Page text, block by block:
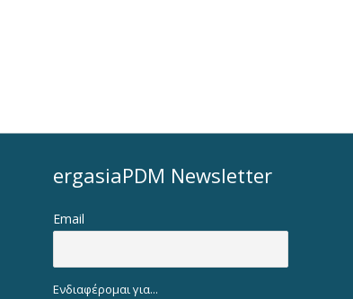
ergasiaPDM Newsletter
Email
Ενδιαφέρομαι για...